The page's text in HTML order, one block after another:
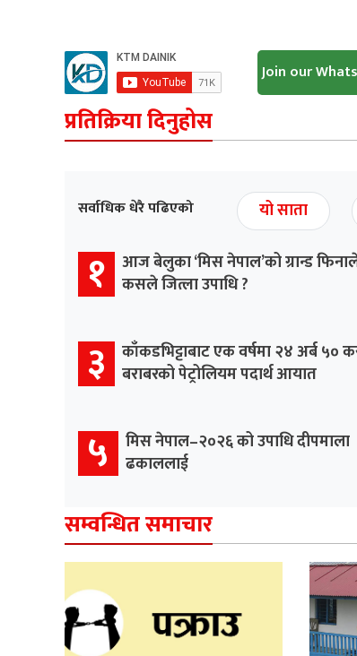
Join our
प्रतिक्रिया दिनुहोस
सर्वाधिक धेरै पढिएको यो साता
१
आज बेलुका ‘मिस नेपाल’को ग्रान्ड
कसले जित्ला उपाधि ?
३
काँकडभिट्टाबाट एक वर्षमा २४ अर्ब ५०
बराबरको पेट्रोलियम पदार्थ आयात
५
मिस नेपाल–२०२६ को उपाधि दीपमाला
ढकाललाई
सम्वन्धित समाचार